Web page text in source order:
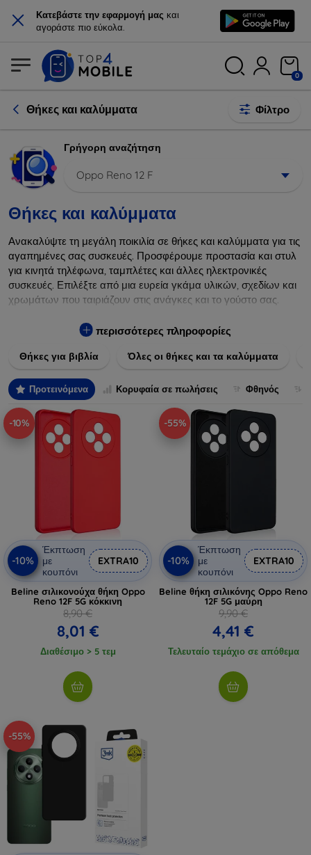
× Κατεβάστε την εφαρμογή μας και
αγοράστε πιο εύκολα.
0
Θήκες και καλύμματα Φίλτρο
Γρήγορη αναζήτηση
Oppo Reno 12 F
Θήκες και καλύμματα
Ανακαλύψτε τη μεγάλη ποικιλία σε θήκες και καλύμματα για τις
αγαπημένες σας συσκευές. Προσφέρουμε προστασία και στυλ
για κινητά τηλέφωνα, ταμπλέτες και άλλες ηλεκτρονικές
συσκευές. Επιλέξτε από μια ευρεία γκάμα υλικών, σχεδίων και
χρωμάτων που ταιριάζουν στις ανάγκες και το γούστο σας.
πτώσεις και άλλες φθορές, ενώ παράλληλα δίνετε ένα
και τη διάρκεια ζωής των συσκευών σας με τις κορυφαίες
περισσότερες πληροφορίες
Θήκες για βιβλία Όλες οι θήκες και τα καλύμματα
Προτεινόμενα Κορυφαία σε πωλήσεις Φθηνός
-10%
-10%
Έκπτωση
με
κουπόνι
EXTRA10
Beline σιλικονούχα θήκη Oppo
Reno 12F 5G κόκκινη
8,90 €
8,01 €
Διαθέσιμο > 5 τεμ
-55%
-10%
Έκπτωση
με
κουπόνι
EXTRA10
Beline θήκη σιλικόνης Oppo Reno
12F 5G μαύρη
9,90 €
4,41 €
Τελευταίο τεμάχιο σε απόθεμα
-55%